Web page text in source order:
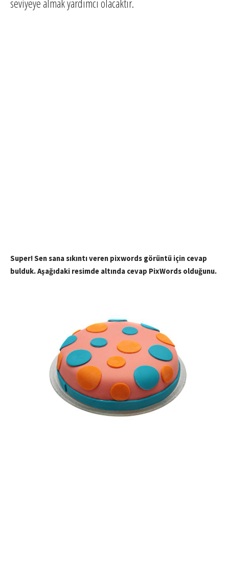
Super! Sen sana sıkıntı veren pixwords görüntü için cevap
bulduk. Aşağıdaki resimde altında cevap PixWords olduğunu.